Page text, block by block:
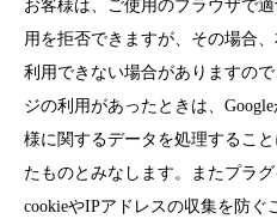
お客様は、ご使用のブラウザで
用を拒否できますが、その場合
利用できない場合がありますの
ジの利用があったときは、
様に関するデータを処理するこ
たものとみなします。またプラ
cookieやIPアドレスの収集を防ぐ